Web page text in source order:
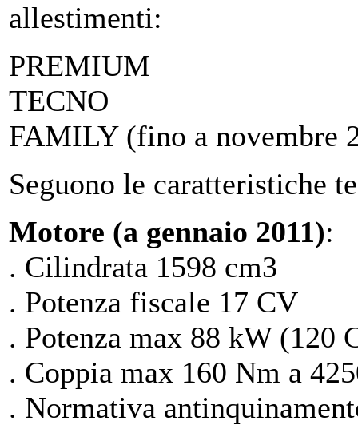
allestimenti:
PREMIUM
TECNO
FAMILY (fino a novembre
Seguono le caratteristiche
Motore (a gennaio 2011):
. Cilindrata 1598 cm3
. Potenza fiscale 17 CV
. Potenza max 88 kW (120
. Coppia max 160 Nm a
. Normativa